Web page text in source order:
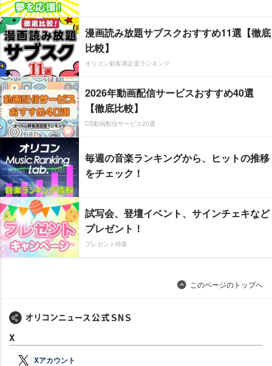
漫画読み放題サブスクおすすめ11選【徹底
比較】
オリコン顧客満足度ランキング
2026年動画配信サービスおすすめ40選
【徹底比較】
CS動画配信サービス20選
毎週の音楽ランキングから、ヒットの推移
をチェック！
試写会、登壇イベント、サインチェキなど
プレゼント！
プレゼント特集
このページのトップへ
X
Xアカウント